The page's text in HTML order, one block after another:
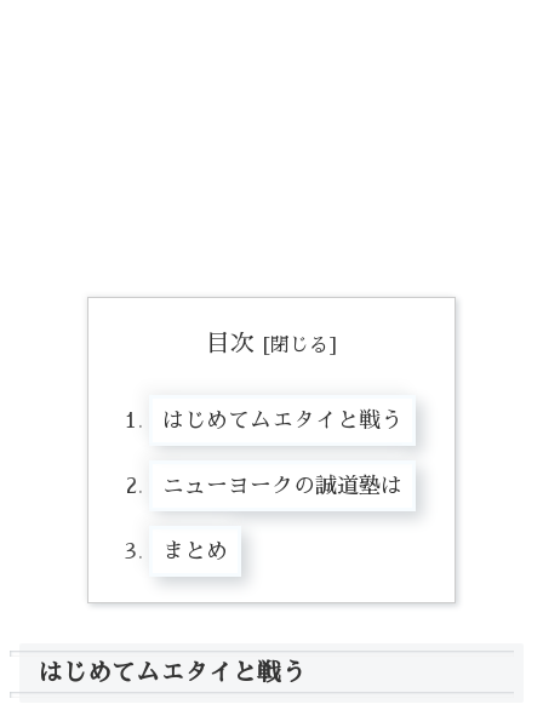
目次
はじめてムエタイと戦う
ニューヨークの誠道塾は
まとめ
はじめてムエタイと戦う